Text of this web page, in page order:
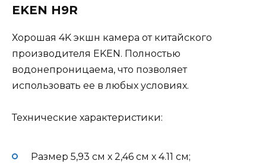
EKEN H9R
Хорошая 4K экшн камера от китайского
производителя EKEN. Полностью
водонепроницаема, что позволяет
использовать ее в любых условиях.
Технические характеристики:
Размер 5,93 см х 2,46 см х 4.11 см;